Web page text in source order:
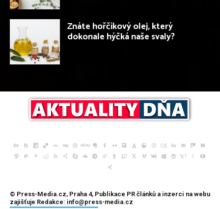
Znáte hořčíkový olej, který
dokonale hýčká naše svaly?
© Press-Media.cz, Praha 4, Publikace PR článků a inzerci na webu
zajišťuje Redakce: info@press-media.cz